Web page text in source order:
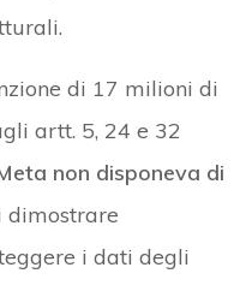
di 17 milioni di
artt. 5, 24 e 32
non disponeva di
dimostrare
i dati degli